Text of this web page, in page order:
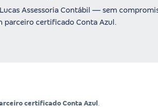
Assessoria Contábil — sem
parceiro certificado Conta Azul.
certificado Conta Azul .